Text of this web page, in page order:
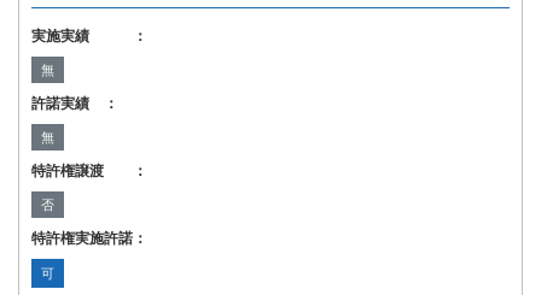
実施実績 ：
無
許諾実績 ：
無
特許権譲渡 ：
否
特許権実施許諾：
可